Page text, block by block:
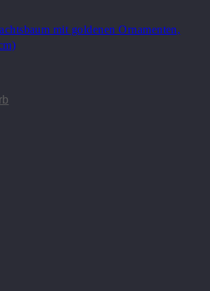
mit goldenen Ornamenten,